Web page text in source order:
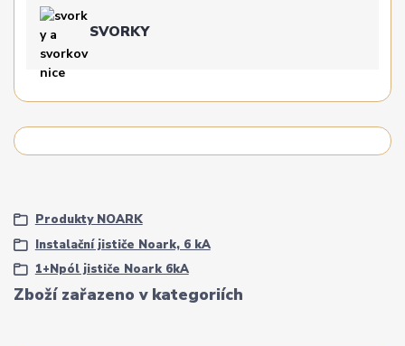
SVORKY
Zboží zařazeno v kategoriích
Produkty NOARK
Instalační jističe Noark, 6 kA
1+Npól jističe Noark 6kA